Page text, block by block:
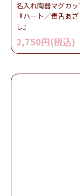
名入れ陶器マグカ
『ハート／毒舌あざ
し』
2,750円(税込)